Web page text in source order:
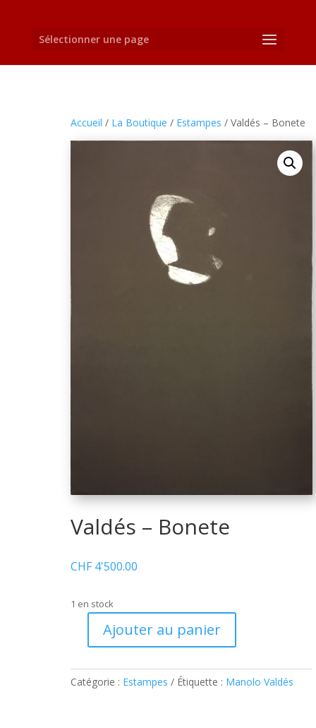
Sélectionner une page
Accueil / La Boutique / Estampes / Valdés – Bonete
Valdés – Bonete
CHF 4'500.00
1 en stock
quantité
Valdés
–
Ajouter au panier
Catégorie : Estampes Étiquette : Manolo Valdés